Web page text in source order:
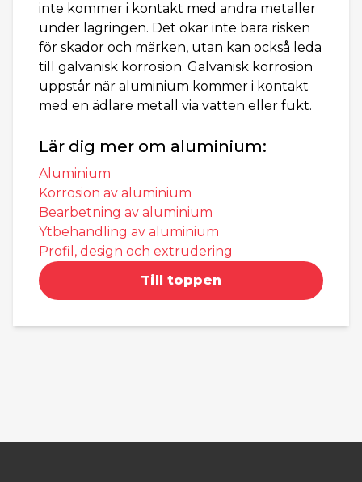
inte kommer i kontakt med andra metaller
under lagringen. Det ökar inte bara risken
för skador och märken, utan kan också leda
till galvanisk korrosion. Galvanisk korrosion
uppstår när aluminium kommer i kontakt
med en ädlare metall via vatten eller fukt.
Lär dig mer om aluminium:
Aluminium
Korrosion av aluminium
Bearbetning av aluminium
Ytbehandling av aluminium
Profil, design och extrudering
Till toppen